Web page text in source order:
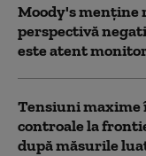
Moody's menține
perspectivă
este atent
Tensiuni maxime
controale la
după măsurile